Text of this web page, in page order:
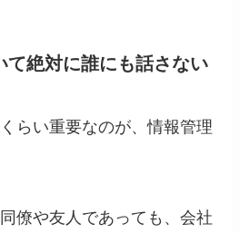
て絶対に誰にも話さない
らい重要なのが、情報管理
僚や友人であっても、会社